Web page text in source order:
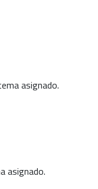
asignado.
asignado.